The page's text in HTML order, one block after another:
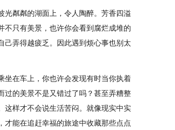
光粼粼的湖面上，令人陶醉。芳香四溢
不只有美景，也许你会看到腐烂成堆的
己弄得越疲乏。因此遇到烦心事也别太
坐在车上，你也许会发现有时当你执着
过的美景不是又错过了吗？甚至弄糟整
这样才不会说生活苦闷。就像现实中实
才能在追赶幸福的旅途中收藏那些点点